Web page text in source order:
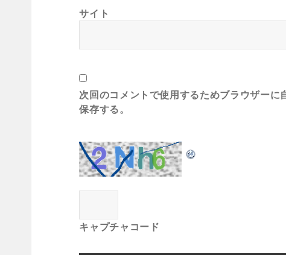
サイト
次回のコメントで使用するためブラウザー
保存する。
キャプチャコード